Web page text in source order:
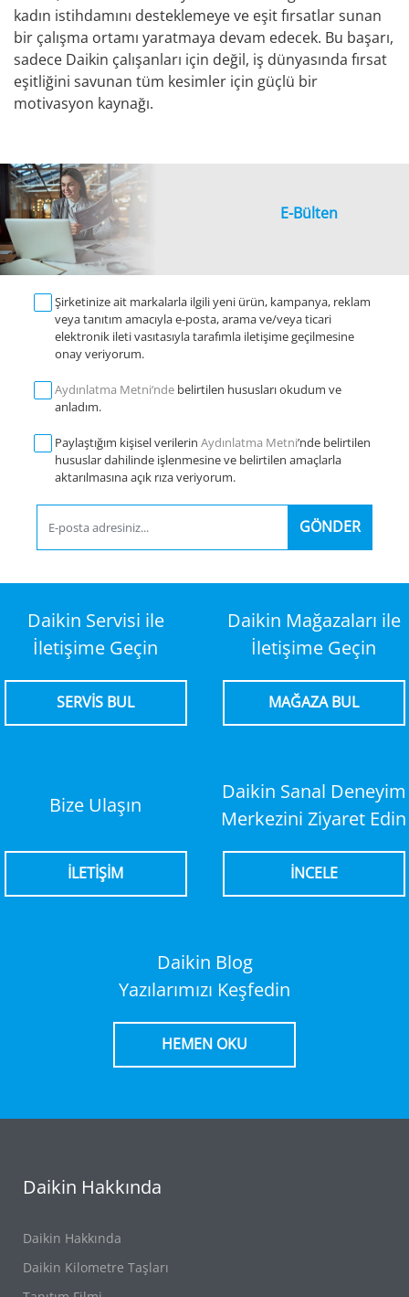
kadın istihdamını desteklemeye ve eşit fırsatlar sunan
bir çalışma ortamı yaratmaya devam edecek. Bu başarı,
sadece Daikin çalışanları için değil, iş dünyasında fırsat
eşitliğini savunan tüm kesimler için güçlü bir
motivasyon kaynağı.
E-Bülten
Şirketinize ait markalarla ilgili yeni ürün, kampanya, reklam
veya tanıtım amacıyla e-posta, arama ve/veya ticari
elektronik ileti vasıtasıyla tarafımla iletişime geçilmesine
onay veriyorum.
Aydınlatma Metni‘nde belirtilen hususları okudum ve
anladım.
Paylaştığım kişisel verilerin Aydınlatma Metni’nde belirtilen
hususlar dahilinde işlenmesine ve belirtilen amaçlarla
aktarılmasına açık rıza veriyorum.
GÖNDER
Daikin Servisi ile
İletişime Geçin
SERVİS BUL
Daikin Mağazaları ile
İletişime Geçin
MAĞAZA BUL
Bize Ulaşın
İLETİŞİM
Daikin Sanal Deneyim
Merkezini Ziyaret Edin
İNCELE
Daikin Blog
Yazılarımızı Keşfedin
HEMEN OKU
Daikin Hakkında
Daikin Hakkında
Daikin Kilometre Taşları